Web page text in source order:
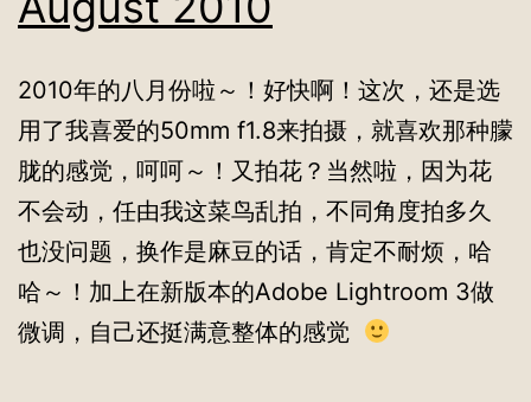
2010年的八月份啦～！好快啊！这次，还是选
用了我喜爱的50mm f1.8来拍摄，就喜欢那种朦
胧的感觉，呵呵～！又拍花？当然啦，因为花
不会动，任由我这菜鸟乱拍，不同角度拍多久
也没问题，换作是麻豆的话，肯定不耐烦，哈
哈～！加上在新版本的Adobe Lightroom 3做
微调，自己还挺满意整体的感觉